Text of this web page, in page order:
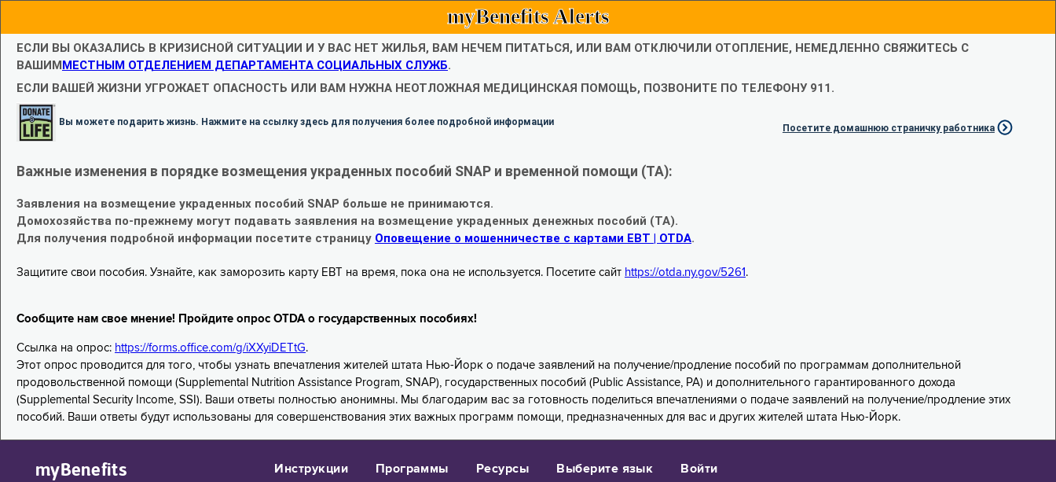
myBenefits Alerts
ЕСЛИ ВЫ ОКАЗАЛИСЬ В КРИЗИСНОЙ СИТУАЦИИ И У ВАС НЕТ ЖИЛЬЯ, ВАМ НЕЧЕМ ПИТАТЬСЯ, ИЛИ ВАМ ОТКЛЮЧИЛИ ОТОПЛЕНИЕ, НЕМЕДЛЕННО СВЯЖИТЕСЬ С
ВАШИММЕСТНЫМ ОТДЕЛЕНИЕМ ДЕПАРТАМЕНТА СОЦИАЛЬНЫХ СЛУЖБ.
ЕСЛИ ВАШЕЙ ЖИЗНИ УГРОЖАЕТ ОПАСНОСТЬ ИЛИ ВАМ НУЖНА НЕОТЛОЖНАЯ МЕДИЦИНСКАЯ ПОМОЩЬ, ПОЗВОНИТЕ ПО ТЕЛЕФОНУ 911.
Вы можете подарить жизнь. Нажмите на ссылку здесь для получения более подробной информации
Посетите домашнюю страничку работника
Важные изменения в порядке возмещения украденных пособий SNAP и временной помощи (TA):
Заявления на возмещение украденных пособий SNAP больше не принимаются.
Домохозяйства по-прежнему могут подавать заявления на возмещение украденных денежных пособий (TA).
Для получения подробной информации посетите страницу Оповещение о мошенничестве с картами EBT | OTDA.
Защитите свои пособия. Узнайте, как заморозить карту EBT на время, пока она не используется. Посетите сайт https://otda.ny.gov/5261 .
Сообщите нам свое мнение! Пройдите опрос OTDA о государственных пособиях!
Ссылка на опрос: https://forms.office.com/g/iXXyiDETtG.
Этот опрос проводится для того, чтобы узнать впечатления жителей штата Нью-Йорк о подаче заявлений на получение/продление пособий по программам дополнительной
продовольственной помощи (Supplemental Nutrition Assistance Program, SNAP), государственных пособий (Public Assistance, PA) и дополнительного гарантированного дохода
(Supplemental Security Income, SSI). Ваши ответы полностью анонимны. Мы благодарим вас за готовность поделиться впечатлениями о подаче заявлений на получение/продление этих
пособий. Ваши ответы будут использованы для совершенствования этих важных программ помощи, предназначенных для вас и других жителей штата Нью-Йорк.
myBenefits Инструкции Программы Ресурсы Выберите язык Войти